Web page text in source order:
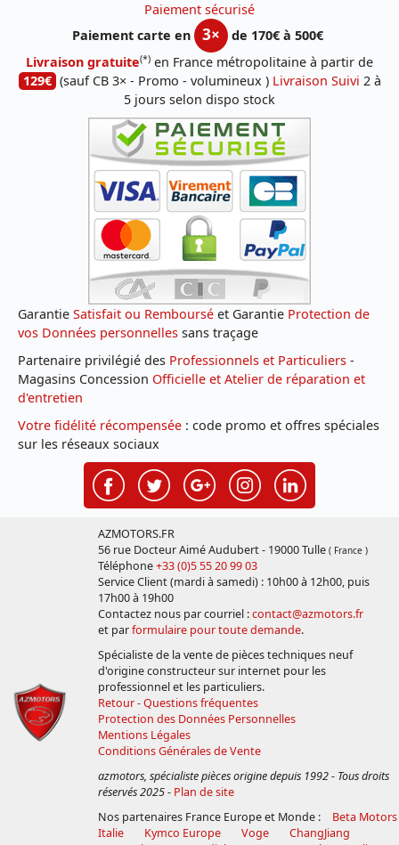
Paiement sécurisé
Paiement carte en
3×
de 170€ à 500€
Livraison gratuite(*) en France métropolitaine à partir de
129€ (sauf CB 3× - Promo - volumineux ) Livraison Suivi 2 à
5 jours selon dispo stock
Garantie Satisfait ou Remboursé et Garantie Protection de
vos Données personnelles sans traçage
Partenaire privilégié des Professionnels et Particuliers -
Magasins Concession Officielle et Atelier de réparation et
d'entretien
Votre fidélité récompensée : code promo et offres spéciales
sur les réseaux sociaux
AZMOTORS.FR
56 rue Docteur Aimé Audubert - 19000 Tulle ( France )
Téléphone+33 (0)5 55 20 99 03
Service Client (mardi à samedi) : 10h00 à 12h00, puis
17h00 à 19h00
Contactez nous par courriel :contact@azmotors.fr
et parformulaire pour toute demande.
Spécialiste de la vente de pièces techniques neuf
d'origine constructeur sur internet pour les
professionnel et les particuliers.
Retour - Questions fréquentes
Protection des Données Personnelles
Mentions Légales
Conditions Générales de Vente
azmotors, spécialiste pièces origine depuis 1992 - Tous droits
réservés 2025- Plan de site
Nos partenaires France Europe et Monde :
Beta Motors
Italie
Kymco Europe Voge
ChangJiang